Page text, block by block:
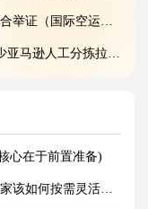
空运干货知识分享）
时长?(国际空运干货知识分享)
跨境电商卖家看过来)
亚马逊卖家必看篇)
场景（亚马逊卖家请注意）
心在于前置准备)
国际空运干货知识分享）